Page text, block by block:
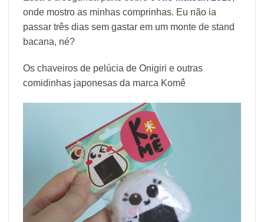
onde mostro as minhas comprinhas. Eu não ia
passar três dias sem gastar em um monte de stand
bacana, né?
Os chaveiros de pelúcia de Onigiri e outras
comidinhas japonesas da marca Komê